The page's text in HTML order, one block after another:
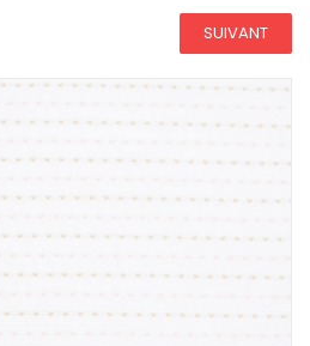
SUIVANT